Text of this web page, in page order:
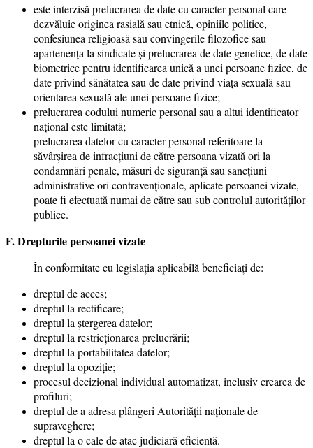
este interzisă prelucrarea de date cu caracter personal care
dezvăluie originea rasială sau etnică, opiniile politice,
confesiunea religioasă sau convingerile filozofice sau
apartenenţa la sindicate şi prelucrarea de date genetice, de date
biometrice pentru identificarea unică a unei persoane fizice, de
date privind sănătatea sau de date privind viaţa sexuală sau
orientarea sexuală ale unei persoane fizice;
prelucrarea codului numeric personal sau a altui identificator
național este limitată;
prelucrarea datelor cu caracter personal referitoare la
săvârşirea de infracţiuni de către persoana vizată ori la
condamnări penale, măsuri de siguranţă sau sancţiuni
administrative ori contravenţionale, aplicate persoanei vizate,
poate fi efectuată numai de către sau sub controlul autorităţilor
publice.
F. Drepturile persoanei vizate
În conformitate cu legislația aplicabilă beneficiaţi de:
dreptul de acces;
dreptul la rectificare;
dreptul la ştergerea datelor;
dreptul la restricţionarea prelucrării;
dreptul la portabilitatea datelor;
dreptul la opoziţie;
procesul decizional individual automatizat, inclusiv crearea de
profiluri;
dreptul de a adresa plângeri Autorităţii naţionale de
supraveghere;
dreptul la o cale de atac judiciară eficientă.